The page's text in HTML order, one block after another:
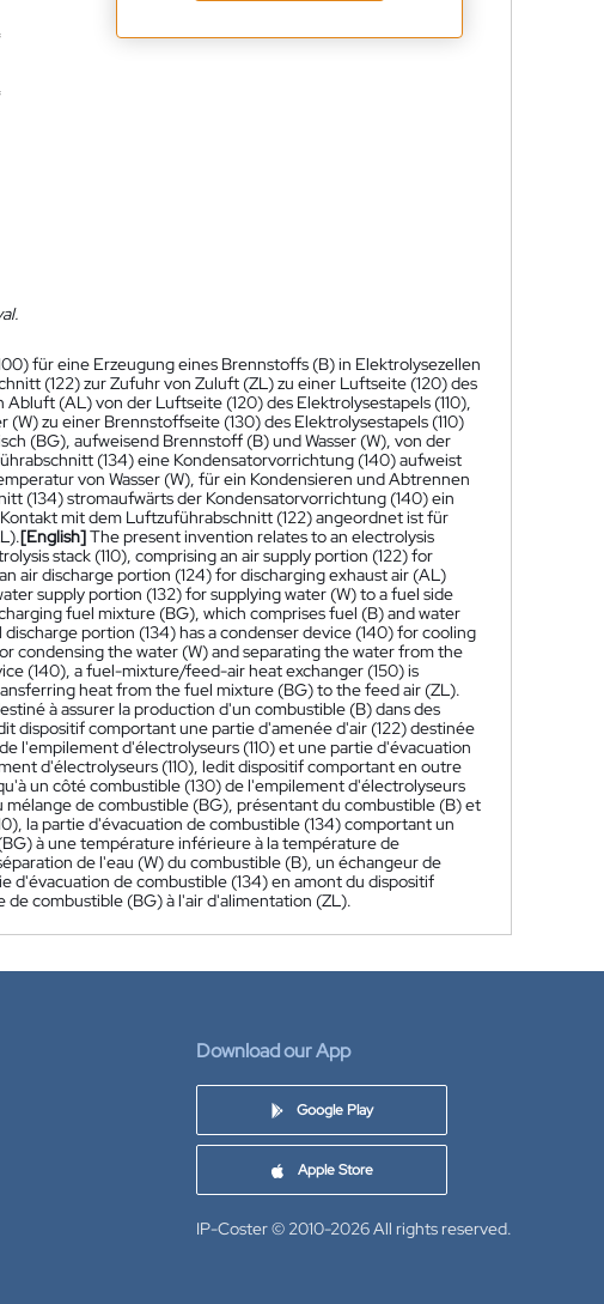
für eine Erzeugung eines Brennstoffs (B) in Elektrolysezellen
(122) zur Zufuhr von Zuluft (ZL) zu einer Luftseite (120) des
(AL) von der Luftseite (120) des Elektrolysestapels (110),
zu einer Brennstoffseite (130) des Elektrolysestapels (110)
(BG), aufweisend Brennstoff (B) und Wasser (W), von der
(134) eine Kondensatorvorrichtung (140) aufweist
von Wasser (W), für ein Kondensieren und Abtrennen
(134) stromaufwärts der Kondensatorvorrichtung (140) ein
mit dem Luftzuführabschnitt (122) angeordnet ist für
[English]The present invention relates to an electrolysis
stack (110), comprising an air supply portion (122) for
air discharge portion (124) for discharging exhaust air (AL)
supply portion (132) for supplying water (W) to a fuel side
fuel mixture (BG), which comprises fuel (B) and water
portion (134) has a condenser device (140) for cooling
condensing the water (W) and separating the water from the
(140), a fuel-mixture/feed-air heat exchanger (150) is
heat from the fuel mixture (BG) to the feed air (ZL).
à assurer la production d'un combustible (B) dans des
dispositif comportant une partie d'amenée d'air (122) destinée
l'empilement d'électrolyseurs (110) et une partie d'évacuation
d'électrolyseurs (110), ledit dispositif comportant en outre
un côté combustible (130) de l'empilement d'électrolyseurs
de combustible (BG), présentant du combustible (B) et
la partie d'évacuation de combustible (134) comportant un
à une température inférieure à la température de
de l'eau (W) du combustible (B), un échangeur de
d'évacuation de combustible (134) en amont du dispositif
combustible (BG) à l'air d'alimentation (ZL).
Download our App
Google Play
Apple Store
IP-Coster © 2010-2026All rights reserved.